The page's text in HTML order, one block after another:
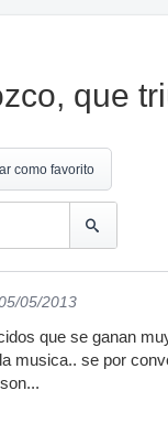
que
como favorito
05/2013
que se ganan
musica.. se por